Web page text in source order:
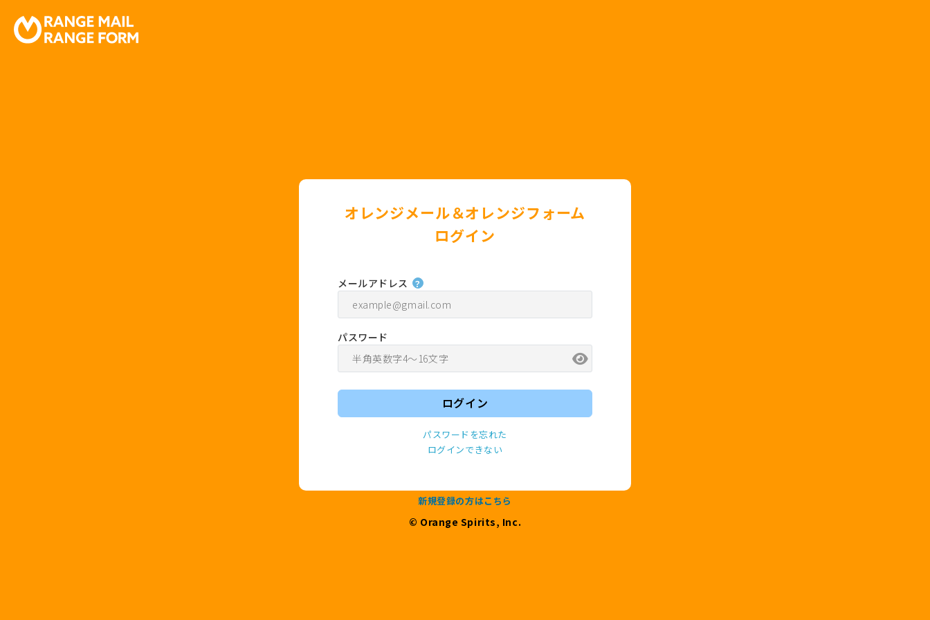
オレンジメール＆オレンジフォーム
ログイン
メールアドレス ？
パスワード
パスワードを忘れた
ログインできない
新規登録の方はこちら
© Orange Spirits, Inc.